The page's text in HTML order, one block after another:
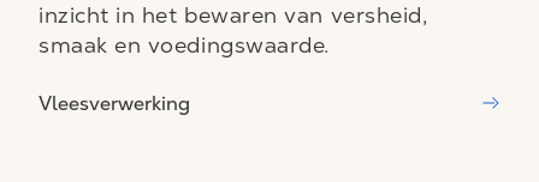
inzicht in het bewaren van versheid,
smaak en voedingswaarde.
Vleesverwerking